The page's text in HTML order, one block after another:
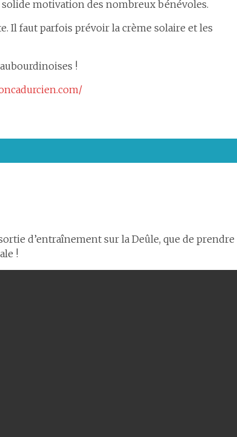
motivation des nombreux bénévoles.
Il faut parfois prévoir la crème solaire et les
!
d’entraînement sur la Deûle, que de prendre
!